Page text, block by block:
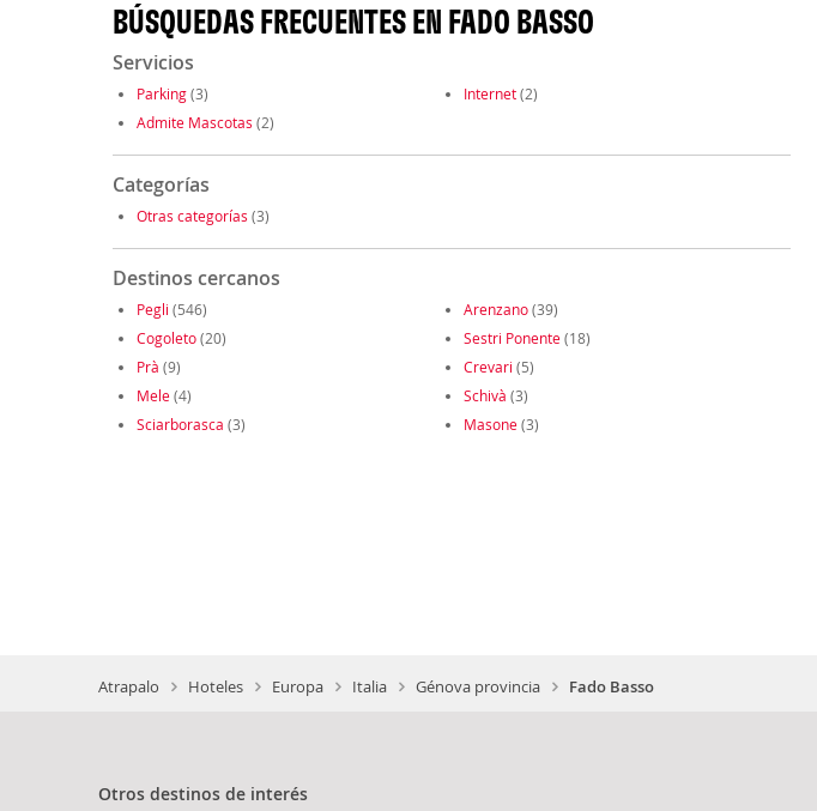
BÚSQUEDAS FRECUENTES EN FADO BASSO
Servicios
Parking(3) Internet(2)
Admite Mascotas (2)
Categorías
Otras categorías (3)
Destinos cercanos
Pegli (546) Arenzano(39)
Cogoleto(20) Sestri Ponente(18)
Prà (9) Crevari (5)
Mele(4) Schivà (3)
Sciarborasca (3) Masone(3)
Atrapalo Hoteles Europa Italia Génova provincia Fado Basso
Otros destinos de interés